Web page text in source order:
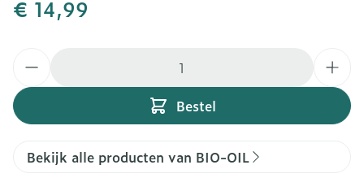
€ 14,99
Bestel
Bekijk alle producten van BIO-OIL